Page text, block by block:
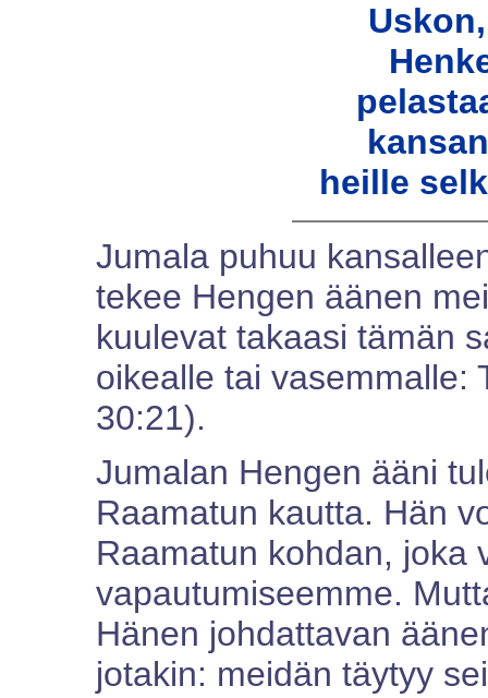
heille
Jumala puhuu
tekee Hengen äänen
kuulevat takaasi tämän
oikealle tai vasemmalle:
30:21).
Jumalan Hengen ääni
Raamatun kautta. Hän
Raamatun kohdan, joka
vapautumiseemme.
Hänen johdattavan
jotakin: meidän täytyy